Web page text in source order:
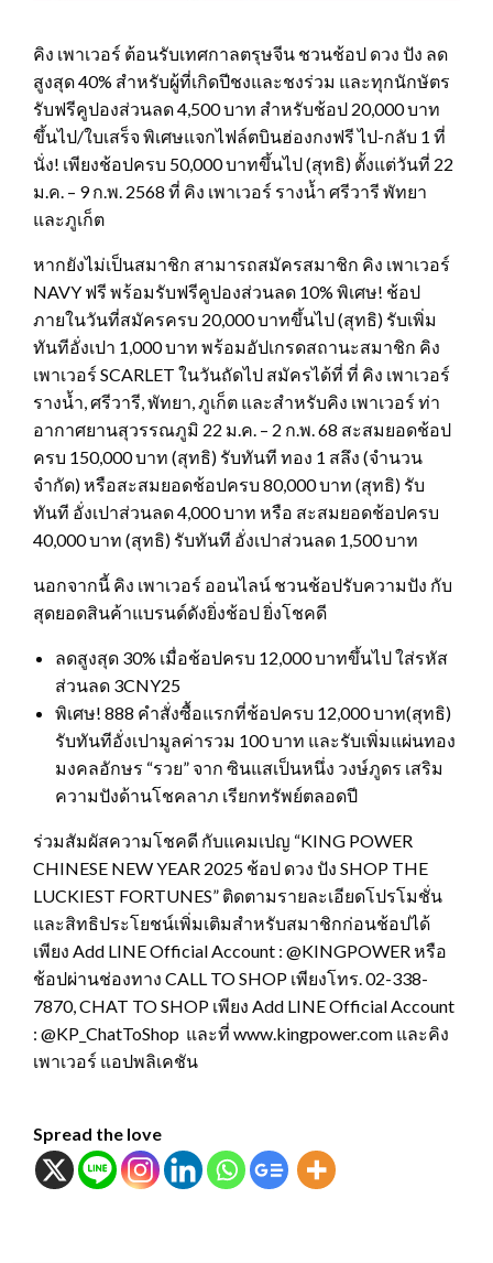
คิง เพาเวอร์ ต้อนรับเทศกาลตรุษจีน ชวนช้อป ดวง ปัง ลด
สูงสุด 40% สำหรับผู้ที่เกิดปีชงและชงร่วม และทุกนักษัตร
รับฟรีคูปองส่วนลด 4,500 บาท สำหรับช้อป 20,000 บาท
ขึ้นไป/ใบเสร็จ พิเศษแจกไฟล์ตบินฮ่องกงฟรี ไป-กลับ 1 ที่
นั่ง! เพียงช้อปครบ 50,000 บาทขึ้นไป (สุทธิ) ตั้งแต่วันที่ 22
ม.ค. – 9 ก.พ. 2568 ที่ คิง เพาเวอร์ รางน้ำ ศรีวารี พัทยา
และภูเก็ต
หากยังไม่เป็นสมาชิก สามารถสมัครสมาชิก คิง เพาเวอร์
NAVY ฟรี พร้อมรับฟรีคูปองส่วนลด 10% พิเศษ! ช้อป
ภายในวันที่สมัครครบ 20,000 บาทขึ้นไป (สุทธิ) รับเพิ่ม
ทันทีอั่งเปา 1,000 บาท พร้อมอัปเกรดสถานะสมาชิก คิง
เพาเวอร์ SCARLET ในวันถัดไป สมัครได้ที่ ที่ คิง เพาเวอร์
รางน้ำ, ศรีวารี, พัทยา, ภูเก็ต และสำหรับคิง เพาเวอร์ ท่า
อากาศยานสุวรรณภูมิ 22 ม.ค. – 2 ก.พ. 68 สะสมยอดช้อป
ครบ 150,000 บาท (สุทธิ) รับทันที ทอง 1 สลึง (จำนวน
จำกัด) หรือสะสมยอดช้อปครบ 80,000 บาท (สุทธิ) รับ
ทันที อั่งเปาส่วนลด 4,000 บาท หรือ สะสมยอดช้อปครบ
40,000 บาท (สุทธิ) รับทันที อั่งเปาส่วนลด 1,500 บาท
นอกจากนี้ คิง เพาเวอร์ ออนไลน์ ชวนช้อปรับความปัง กับ
สุดยอดสินค้าแบรนด์ดังยิ่งช้อป ยิ่งโชคดี
ลดสูงสุด 30% เมื่อช้อปครบ 12,000 บาทขึ้นไป ใส่รหัส
ส่วนลด 3CNY25
พิเศษ! 888 คำสั่งซื้อแรกที่ช้อปครบ 12,000 บาท(สุทธิ)
รับทันทีอั่งเปามูลค่ารวม 100 บาท และรับเพิ่มแผ่นทอง
มงคลอักษร “รวย” จาก ซินแสเป็นหนึ่ง วงษ์ภูดร เสริม
ความปังด้านโชคลาภ เรียกทรัพย์ตลอดปี
ร่วมสัมผัสความโชคดี กับแคมเปญ “KING POWER
CHINESE NEW YEAR 2025 ช้อป ดวง ปัง SHOP THE
LUCKIEST FORTUNES” ติดตามรายละเอียดโปรโมชั่น
และสิทธิประโยชน์เพิ่มเติมสำหรับสมาชิกก่อนช้อปได้
เพียง Add LINE Official Account : @KINGPOWER หรือ
ช้อปผ่านช่องทาง CALL TO SHOP เพียงโทร. 02-338-
7870, CHAT TO SHOP เพียง Add LINE Official Account
: @KP_ChatToShop และที่ www.kingpower.com และคิง
เพาเวอร์ แอปพลิเคชัน
Spread the love